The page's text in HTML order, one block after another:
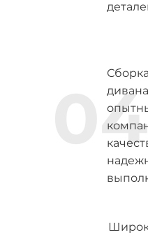
04